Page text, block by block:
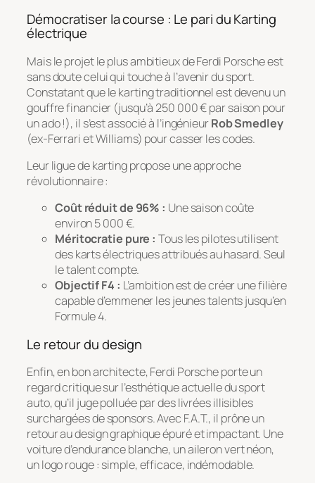
Démocratiser la course : Le pari du Karting
électrique
Mais le projet le plus ambitieux de Ferdi Porsche est
sans doute celui qui touche à l’avenir du sport.
Constatant que le karting traditionnel est devenu un
gouffre financier (jusqu’à 250 000 € par saison pour
un ado !), il s’est associé à l’ingénieurRob Smedley
(ex-Ferrari et Williams) pour casser les codes.
Leur ligue de karting propose une approche
révolutionnaire :
Coût réduit de 96% : Une saison coûte
environ 5 000 €.
Méritocratie pure : Tous les pilotes utilisent
des karts électriques attribués au hasard. Seul
le talent compte.
Objectif F4 : L’ambition est de créer une filière
capable d’emmener les jeunes talents jusqu’en
Formule 4.
Le retour du design
Enfin, en bon architecte, Ferdi Porsche porte un
regard critique sur l’esthétique actuelle du sport
auto, qu’il juge polluée par des livrées illisibles
surchargées de sponsors. Avec F.A.T., il prône un
retour au design graphique épuré et impactant. Une
voiture d’endurance blanche, un aileron vert néon,
un logo rouge : simple, efficace, indémodable.